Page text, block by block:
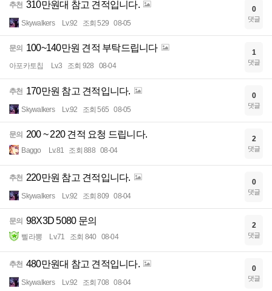
추천 310만원대 참고 견적입니다.
Skywalkers Lv.92 조회 529 08-05
0
댓글
문의 100~140만원 견적 부탁드립니다
아포카토칩 Lv.3 조회 928 08-04
1
댓글
추천 170만원 참고 견적입니다.
Skywalkers Lv.92 조회 565 08-05
0
댓글
문의 200 ~ 220 견적 요청 드립니다.
Baggo Lv.81 조회 888 08-04
2
댓글
추천 220만원 참고 견적입니다.
Skywalkers Lv.92 조회 809 08-04
0
댓글
문의 98X3D 5080 문의
삘라뽕 Lv.71 조회 840 08-04
2
댓글
추천 480만원대 참고 견적입니다.
Skywalkers Lv.92 조회 708 08-04
0
댓글